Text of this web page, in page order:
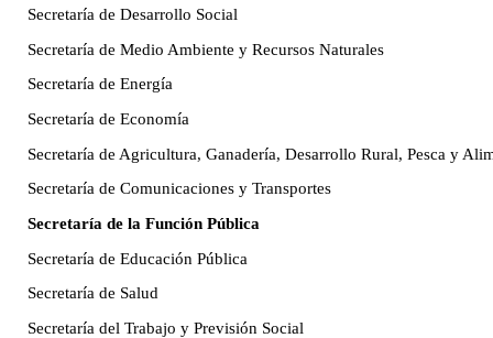
Secretaría de Desarrollo Social
Secretaría de Medio Ambiente y Recursos Naturales
Secretaría de Energía
Secretaría de Economía
Secretaría de Agricultura, Ganadería, Desarrollo Rural, Pesca y
Secretaría de Comunicaciones y Transportes
Secretaría de la Función Pública
Secretaría de Educación Pública
Secretaría de Salud
Secretaría del Trabajo y Previsión Social